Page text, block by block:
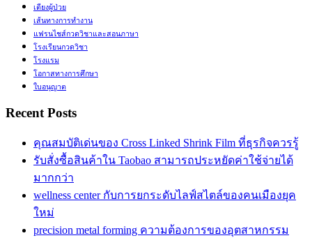
เตียงผู้ป่วย
เส้นทางการทำงาน
แฟรนไชส์กวดวิชาและสอนภาษา
โรงเรียนกวดวิชา
โรงแรม
โอกาสทางการศึกษา
ใบอนุญาต
Recent Posts
คุณสมบัติเด่นของ Cross Linked Shrink Film ที่ธุรกิจควรรู้
รับสั่งซื้อสินค้าใน Taobao สามารถประหยัดค่าใช้จ่ายได้
มากกว่า
wellness center กับการยกระดับไลฟ์สไตล์ของคนเมืองยุค
ใหม่
precision metal forming ความต้องการของอุตสาหกรรม